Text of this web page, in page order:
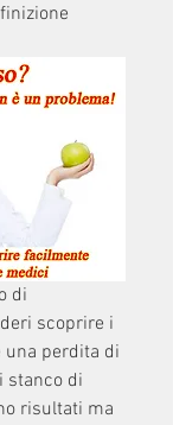
di
scoprire i
una perdita di
stanco di
risultati ma